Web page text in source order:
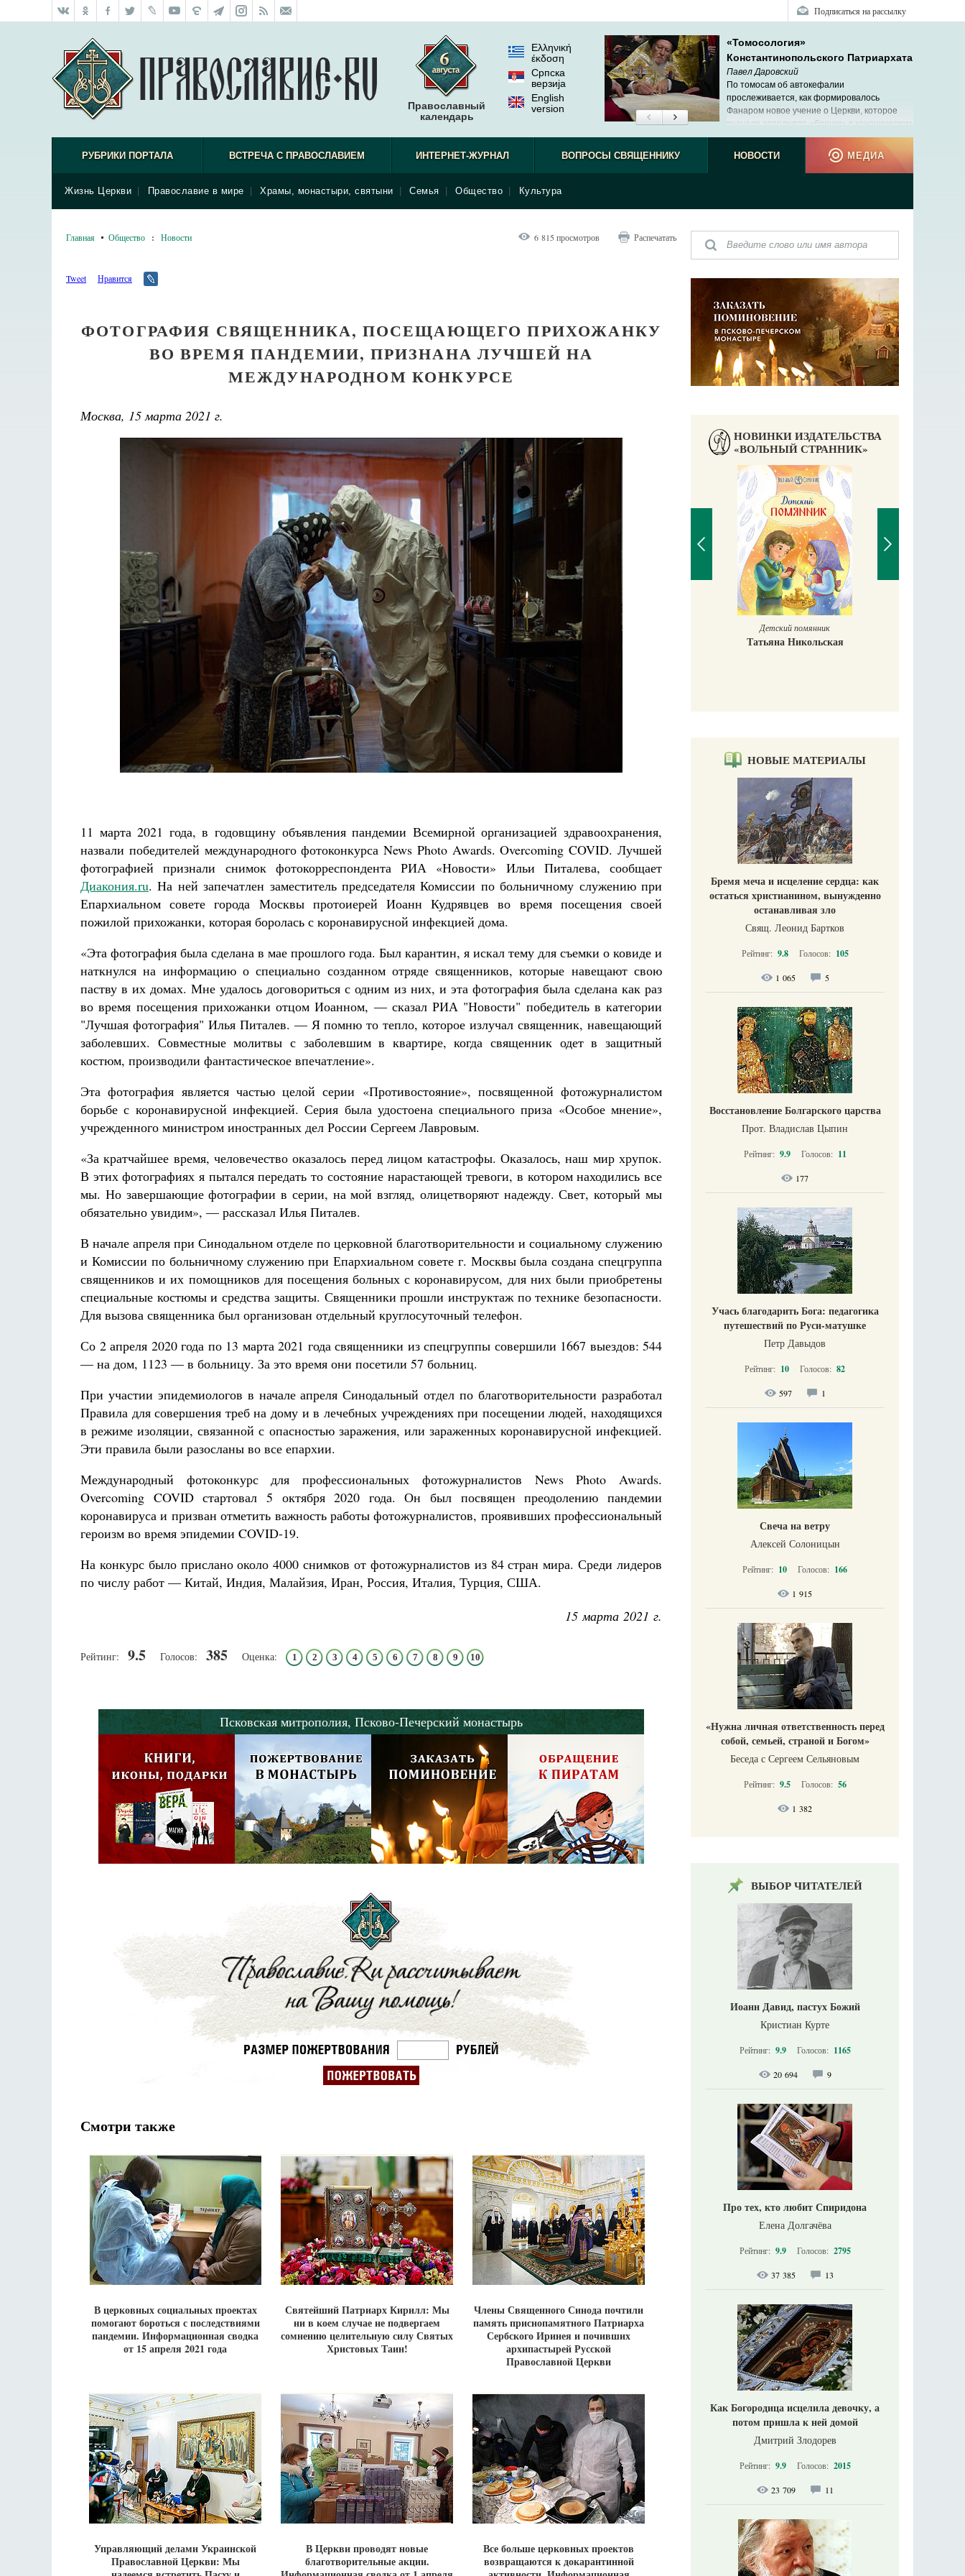
Подписаться на рассылку
Православный
календарь
Ελληνική
έκδοση
Српска
верзиjа
English
version
«Томосология»
Константинопольского Патриархата
Павел Даровский
По томосам об автокефалии
прослеживается, как формировалось
Фанаром новое учение о Церкви, которое
вначале заполняло «бреши» в каноническом
праве, потом начало вытеснять его и в
результате вступило с ним в противоречие.
РУБРИКИ ПОРТАЛА ВСТРЕЧА С ПРАВОСЛАВИЕМ ИНТЕРНЕТ-ЖУРНАЛ ВОПРОСЫ СВЯЩЕННИКУ НОВОСТИ
Жизнь Церкви Православие в мире Храмы, монастыри, святыни Семья Общество Культура
МЕДИА
Главная Общество : Новости 6 815 просмотров Распечатать
Tweet Нравится
ФОТОГРАФИЯ СВЯЩЕННИКА, ПОСЕЩАЮЩЕГО ПРИХОЖАНКУ
ВО ВРЕМЯ ПАНДЕМИИ, ПРИЗНАНА ЛУЧШЕЙ НА
МЕЖДУНАРОДНОМ КОНКУРСЕ
Москва, 15 марта 2021 г.
11 марта 2021 года, в годовщину объявления пандемии Всемирной организацией здравоохранения,
назвали победителей международного фотоконкурса News Photo Awards. Overcoming COVID. Лучшей
фотографией признали снимок фотокорреспондента РИА «Новости» Ильи Питалева, сообщает
Диакония.ru. На ней запечатлен заместитель председателя Комиссии по больничному служению при
Епархиальном совете города Москвы протоиерей Иоанн Кудрявцев во время посещения своей
пожилой прихожанки, которая боролась с коронавирусной инфекцией дома.
«Эта фотография была сделана в мае прошлого года. Был карантин, я искал тему для съемки о ковиде и
наткнулся на информацию о специально созданном отряде священников, которые навещают свою
паству в их домах. Мне удалось договориться с одним из них, и эта фотография была сделана как раз
во время посещения прихожанки отцом Иоанном, — сказал РИА "Новости" победитель в категории
"Лучшая фотография" Илья Питалев. — Я помню то тепло, которое излучал священник, навещающий
заболевших. Совместные молитвы с заболевшим в квартире, когда священник одет в защитный
костюм, производили фантастическое впечатление».
Эта фотография является частью целой серии «Противостояние», посвященной фотожурналистом
борьбе с коронавирусной инфекцией. Серия была удостоена специального приза «Особое мнение»,
учрежденного министром иностранных дел России Сергеем Лавровым.
«За кратчайшее время, человечество оказалось перед лицом катастрофы. Оказалось, наш мир хрупок.
В этих фотографиях я пытался передать то состояние нарастающей тревоги, в котором находились все
мы. Но завершающие фотографии в серии, на мой взгляд, олицетворяют надежду. Свет, который мы
обязательно увидим», — рассказал Илья Питалев.
В начале апреля при Синодальном отделе по церковной благотворительности и социальному служению
и Комиссии по больничному служению при Епархиальном совете г. Москвы была создана спецгруппа
священников и их помощников для посещения больных с коронавирусом, для них были приобретены
специальные костюмы и средства защиты. Священники прошли инструктаж по технике безопасности.
Для вызова священника был организован отдельный круглосуточный телефон.
Со 2 апреля 2020 года по 13 марта 2021 года священники из спецгруппы совершили 1667 выездов: 544
— на дом, 1123 — в больницу. За это время они посетили 57 больниц.
При участии эпидемиологов в начале апреля Синодальный отдел по благотворительности разработал
Правила для совершения треб на дому и в лечебных учреждениях при посещении людей, находящихся
в режиме изоляции, связанной с опасностью заражения, или зараженных коронавирусной инфекцией.
Эти правила были разосланы во все епархии.
Международный фотоконкурс для профессиональных фотожурналистов News Photo Awards.
Overcoming COVID стартовал 5 октября 2020 года. Он был посвящен преодолению пандемии
коронавируса и призван отметить важность работы фотожурналистов, проявивших профессиональный
героизм во время эпидемии COVID-19.
На конкурс было прислано около 4000 снимков от фотожурналистов из 84 стран мира. Среди лидеров
по числу работ — Китай, Индия, Малайзия, Иран, Россия, Италия, Турция, США.
15 марта 2021 г.
Рейтинг: 9.5 Голосов: 385 Оценка: 1 2 3 4 5 6 7 8 9 10
Псковская митрополия, Псково-Печерский монастырь
Смотри также
В церковных социальных проектах
помогают бороться с последствиями
пандемии. Информационная сводка
от 15 апреля 2021 года
Святейший Патриарх Кирилл: Мы
ни в коем случае не подвергаем
сомнению целительную силу Святых
Христовых Таин!
Члены Священного Синода почтили
память приснопамятного Патриарха
Сербского Иринея и почивших
архипастырей Русской
Православной Церкви
Управляющий делами Украинской
Православной Церкви: Мы
В Церкви проводят новые
благотворительные акции.
Все больше церковных проектов
возвращаются к докарантинной
НОВИНКИ ИЗДАТЕЛЬСТВА
«ВОЛЬНЫЙ СТРАННИК»
Печорские истории. Воспоминания иконописца
Галины Яковлевны Подопригоры
Екатерина Платова
Чудесное путешествие Нильса с дикими гусями.
С православными комментариями
Сельма Лагерлёф
Детский помянник
Татьяна Никольская Детский Апостол
НОВЫЕ МАТЕРИАЛЫ
Бремя меча и исцеление сердца: как
остаться христианином, вынужденно
останавливая зло
Свящ. Леонид Бартков
Рейтинг: 9.8 Голосов: 105
1 065 5
Восстановление Болгарского царства
Прот. Владислав Цыпин
Рейтинг: 9.9 Голосов: 11
177
Учась благодарить Бога: педагогика
путешествий по Руси-матушке
Петр Давыдов
Рейтинг: 10 Голосов: 82
597 1
Свеча на ветру
Алексей Солоницын
Рейтинг: 10 Голосов: 166
1 915
«Нужна личная ответственность перед
собой, семьей, страной и Богом»
Беседа с Сергеем Сельяновым
Рейтинг: 9.5 Голосов: 56
1 382
ВЫБОР ЧИТАТЕЛЕЙ
Иоанн Давид, пастух Божий
Кристиан Курте
Рейтинг: 9.9 Голосов: 1165
20 694 9
Про тех, кто любит Спиридона
Елена Долгачёва
Рейтинг: 9.9 Голосов: 2795
37 385 13
Как Богородица исцелила девочку, а
потом пришла к ней домой
Дмитрий Злодорев
Рейтинг: 9.9 Голосов: 2015
23 709 11